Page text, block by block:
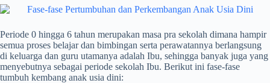
Periode 0 hingga 6 tahun merupakan masa pra sekolah dimana hampir
semua proses belajar dan bimbingan serta perawatannya berlangsung
di keluarga dan guru utamanya adalah Ibu, sehingga banyak juga yang
menyebutnya sebagai periode sekolah Ibu. Berikut ini fase-fase
tumbuh kembang anak usia dini: